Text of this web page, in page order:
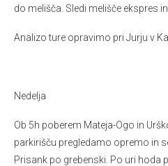
do melišča. Sledi melišče ekspres
Analizo ture opravimo pri Jurju v
Nedelja
Ob 5h poberem Mateja-Ogo in
parkirišču pregledamo opremo in
Prisank po grebenski. Po uri hoda